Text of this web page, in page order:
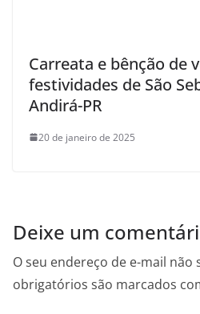
Carreata e bênção de
festividades de São
Andirá-PR
20 de janeiro de 2025
Deixe um
O seu endereço de e-mail não
obrigatórios são marcados